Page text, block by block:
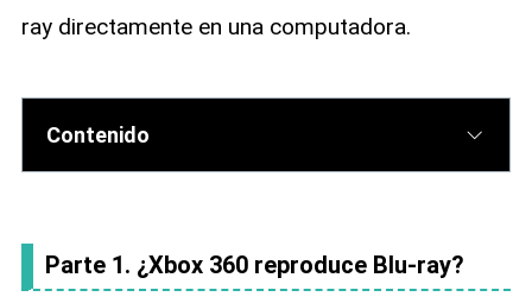
ray directamente en una computadora.
Contenido
Parte 1. ¿Xbox 360 reproduce Blu-ray?